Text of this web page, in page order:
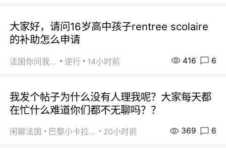
大家好，请问16岁高中孩子rentree scolaire
的补助怎么申请
法国你问我答 逆行 14小时前 416 6
我发个帖子为什么没有人理我呢？大家每天都
在忙什么难道你们都不无聊吗？？
闲聊法国 巴黎小卡拉咪 20小时前 369 6